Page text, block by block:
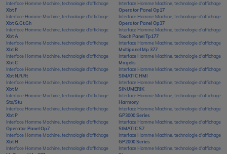
Interface Homme Machine, technologie d'affichage
Xbt F
Interface Homme Machine, technologie d'affichage
Xbt G,Gt,Gh
Interface Homme Machine, technologie d'affichage
Xbt A
Interface Homme Machine, technologie d'affichage
Xbt B
Interface Homme Machine, technologie d'affichage
Xbt C
Interface Homme Machine, technologie d'affichage
Xbt N,R,Rt
Interface Homme Machine, technologie d'affichage
Xbt M
Interface Homme Machine, technologie d'affichage
Sto/Stu
Interface Homme Machine, technologie d'affichage
Xbt P
Interface Homme Machine, technologie d'affichage
Operator Panel Op7
Interface Homme Machine, technologie d'affichage
Xbt H
Interface Homme Machine, technologie d'affichage
Interface Homme Machine, technologie d'affichage
Operator Panel Op17
Interface Homme Machine, technologie d'affichage
Operator Panel Op37
Interface Homme Machine, technologie d'affichage
Touch Panel Tp177
Interface Homme Machine, technologie d'affichage
Multipanel Mp 377
Interface Homme Machine, technologie d'affichage
Magelis
Interface Homme Machine, technologie d'affichage
SIMATIC HMI
Interface Homme Machine, technologie d'affichage
SINUMERIK
Interface Homme Machine, technologie d'affichage
Harmony
Interface Homme Machine, technologie d'affichage
GP3000 Series
Interface Homme Machine, technologie d'affichage
SIMATIC S7
Interface Homme Machine, technologie d'affichage
GP2000 Series
Interface Homme Machine, technologie d'affichage